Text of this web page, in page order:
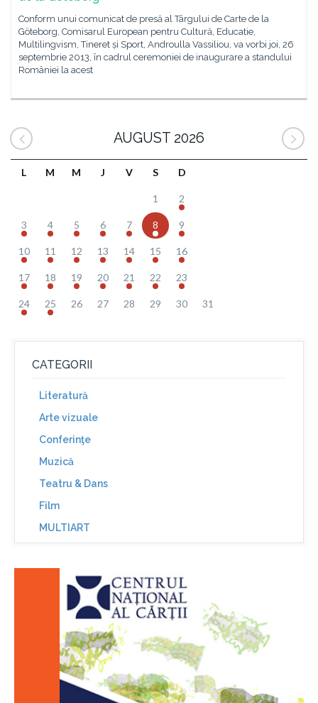
Conform unui comunicat de presă al Târgului de Carte de la
Göteborg, Comisarul European pentru Cultură, Educatie,
Multilingvism, Tineret și Sport, Androulla Vassiliou, va vorbi joi, 26
septembrie 2013, în cadrul ceremoniei de inaugurare a standului
României la acest
AUGUST 2026
L M M J V S D
1 2
3 4 5 6 7 8 9
10 11 12 13 14 15 16
17 18 19 20 21 22 23
24 25 26 27 28 29 30 31
CATEGORII
Literatură
Arte vizuale
Conferinţe
Muzică
Teatru & Dans
Film
MULTIART